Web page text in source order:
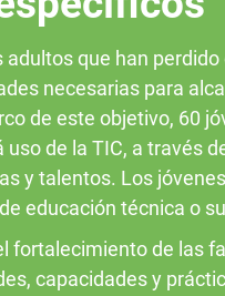
adultos que han
necesarias para
de este objetivo, 60
uso de la TIC, a través
y talentos. Los
educación técnica o
fortalecimiento de las
capacidades y